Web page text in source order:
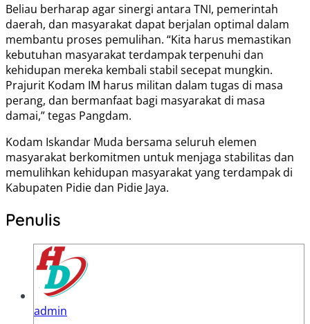
Beliau berharap agar sinergi antara TNI, pemerintah
daerah, dan masyarakat dapat berjalan optimal dalam
membantu proses pemulihan. “Kita harus memastikan
kebutuhan masyarakat terdampak terpenuhi dan
kehidupan mereka kembali stabil secepat mungkin.
Prajurit Kodam IM harus militan dalam tugas di masa
perang, dan bermanfaat bagi masyarakat di masa
damai,” tegas Pangdam.
Kodam Iskandar Muda bersama seluruh elemen
masyarakat berkomitmen untuk menjaga stabilitas dan
memulihkan kehidupan masyarakat yang terdampak di
Kabupaten Pidie dan Pidie Jaya.
Penulis
admin